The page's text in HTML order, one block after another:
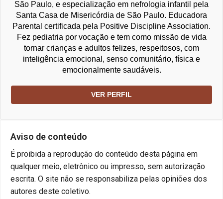
São Paulo, e especialização em nefrologia infantil pela
Santa Casa de Misericórdia de São Paulo. Educadora
Parental certificada pela Positive Discipline Association.
Fez pediatria por vocação e tem como missão de vida
tornar crianças e adultos felizes, respeitosos, com
inteligência emocional, senso comunitário, física e
emocionalmente saudáveis.
VER PERFIL
Aviso de conteúdo
É proibida a reprodução do conteúdo desta página em
qualquer meio, eletrônico ou impresso, sem autorização
escrita. O site não se responsabiliza pelas opiniões dos
autores deste coletivo.